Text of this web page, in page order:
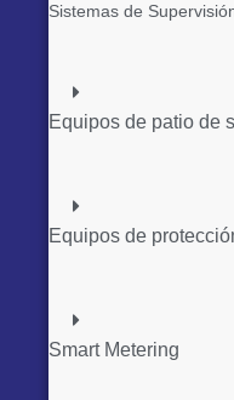
Sistemas de
Equipos de patio de
Equipos de
Smart Metering